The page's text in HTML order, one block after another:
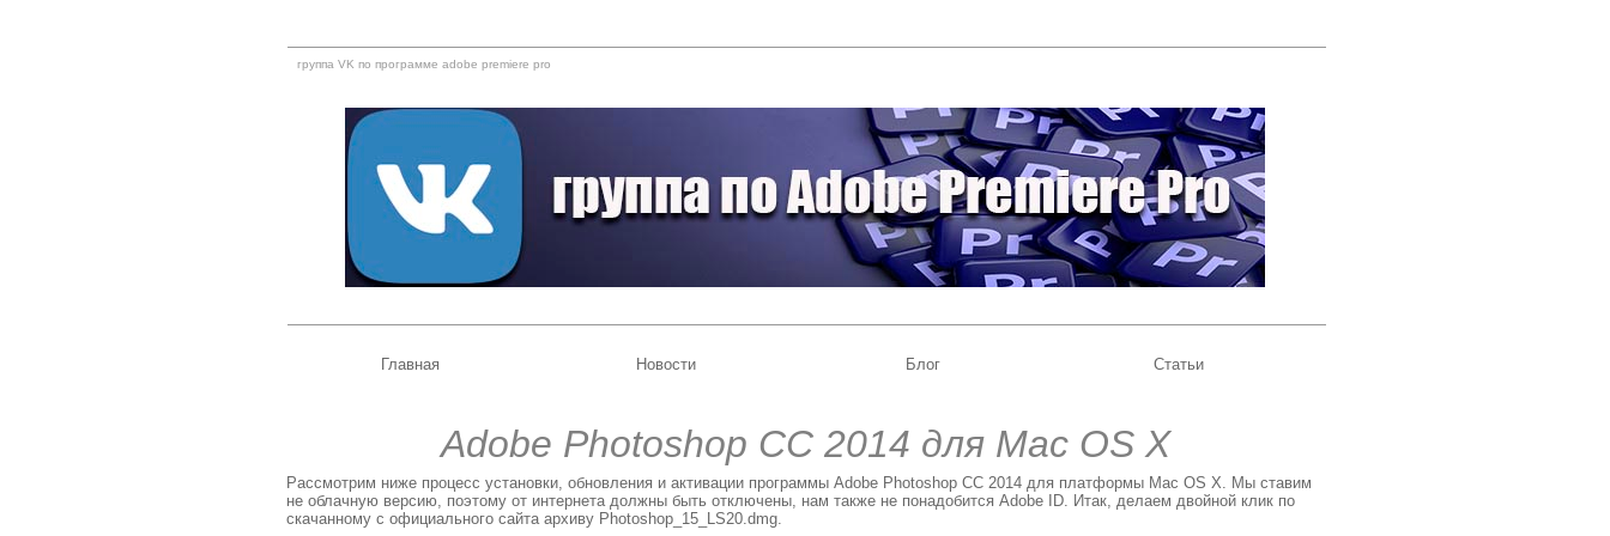
группа VK по программе adobe premiere pro
Главная Новости Блог Статьи
Adobe Photoshop CC 2014 для Mac OS X
Рассмотрим ниже процесс установки, обновления и активации программы Adobe Photoshop CC 2014 для платформы Mac OS X. Мы ставим
не облачную версию, поэтому от интернета должны быть отключены, нам также не понадобится Adobe ID. Итак, делаем двойной клик по
скачанному с официального сайта архиву Photoshop_15_LS20.dmg.